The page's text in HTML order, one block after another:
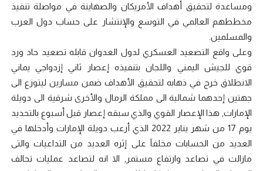
ومساعدة لتحقيق أهداف الأمريكان والصهاينة في مواصلة تنفيذ
مخططهم العالمي في التوسع والإنتشار على حساب دول العرب
والمسلمين.
وعلى واقع التصعيد العسكري لدول العدوان قابله تصعيد حاد ورد
قوي للجيش اليمني واللجان بتنفيذه إعصار ثاني إزدواجي يماني
الانطلاق خرج في ذهابه لتحقيق الأهداف ضمن مسارين ليتوزع الى
جهتين إحدهما شمالية الى مملكة الرمال والأخرى شرقية الى دويلة
الإمارات, هذا الإعصار القوي والذي سبقه إعصار قبل أسبوع بالتحديد
يوم 17 من شهر يناير 2022 الذي أرعب دويلة الإمارات وأدخلها في
العديد من الحسابات مخلفآ على إثره العديد من التداعيات والتى
مازالت في تصاعد وارتفاع مستمر, الا انه لتصاعد عمليات تحالف